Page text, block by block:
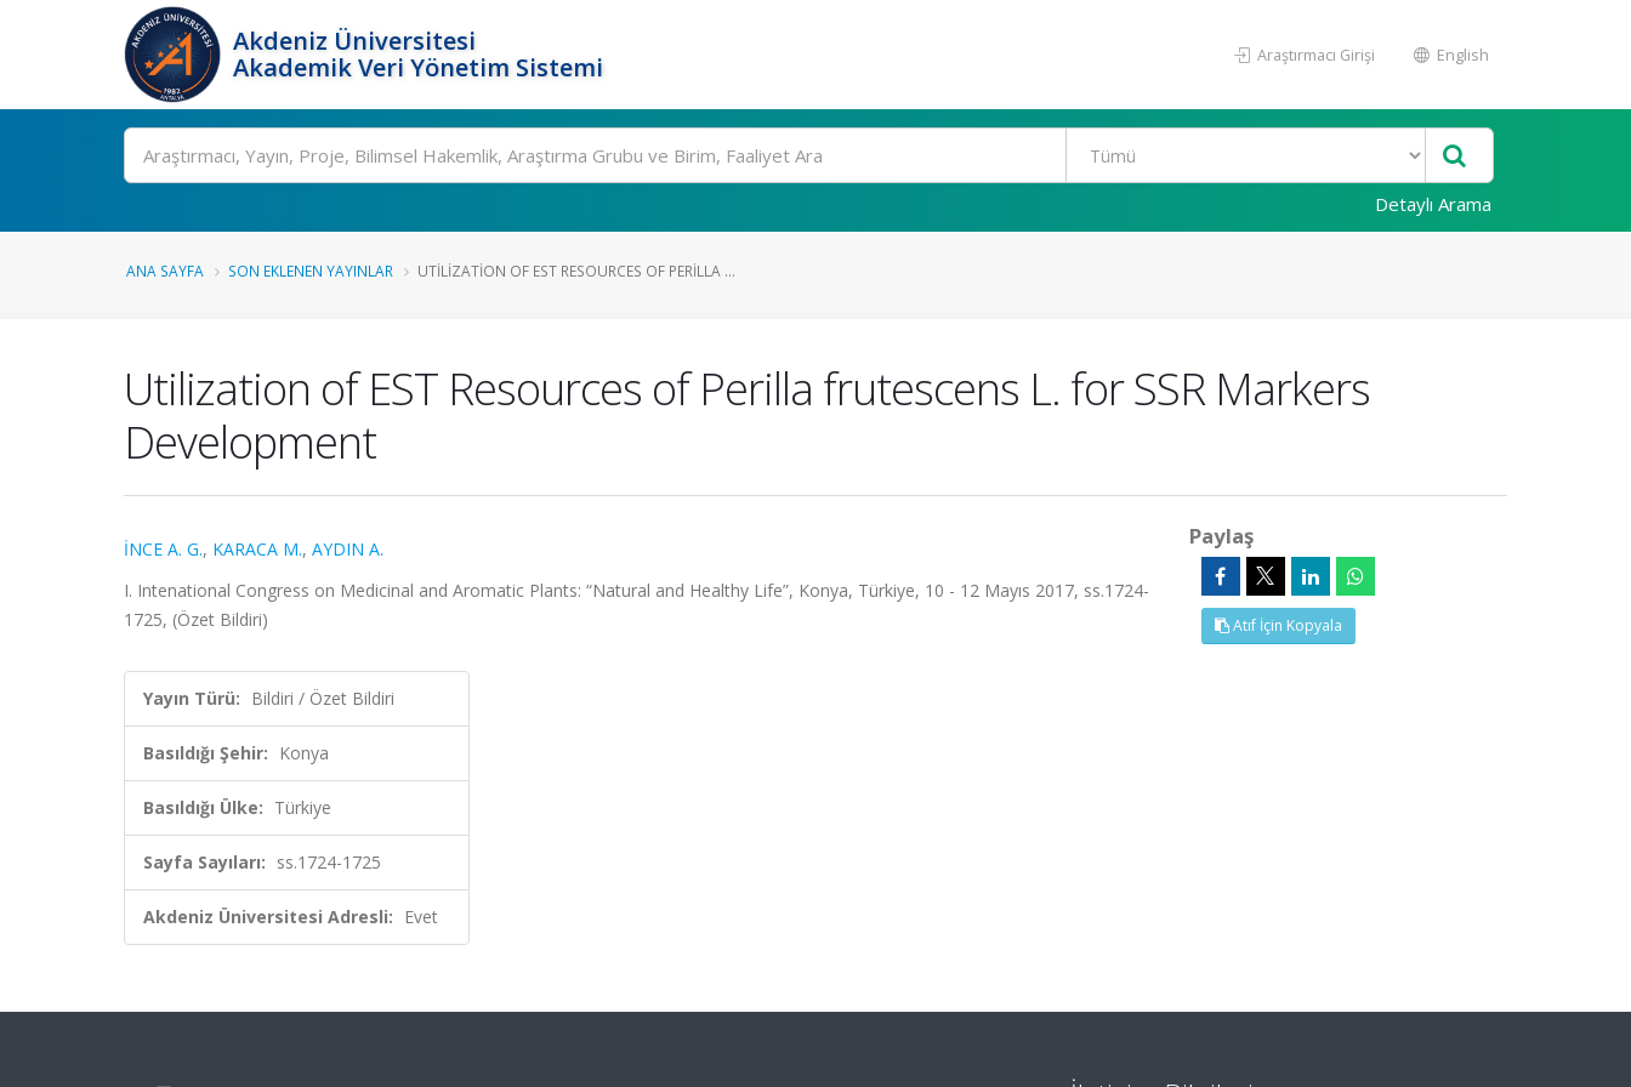
Akdeniz Üniversitesi
Akademik Veri Yönetim Sistemi
Araştırmacı Girişi English
Ara
Detaylı Arama
ANA SAYFA SON EKLENEN YAYINLAR UTILIZATION OF EST RESOURCES OF PERILLA ...
Utilization of EST Resources of Perilla frutescens L. for SSR Markers
Development
İNCE A. G., KARACA M., AYDIN A.
I. Intenational Congress on Medicinal and Aromatic Plants: “Natural and Healthy Life”, Konya, Türkiye, 10 - 12 Mayıs 2017, ss.1724-
1725, (Özet Bildiri)
Yayın Türü: Bildiri / Özet Bildiri
Basıldığı Şehir: Konya
Basıldığı Ülke: Türkiye
Sayfa Sayıları: ss.1724-1725
Akdeniz Üniversitesi Adresli: Evet
Paylaş
Atıf İçin Kopyala